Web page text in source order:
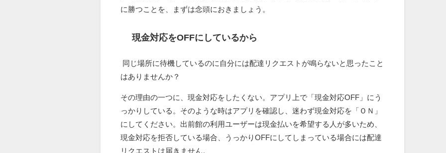
に勝つことを、まずは念頭におきましょう。
現金対応をOFFにしているから
同じ場所に待機しているのに自分には配達リクエストが鳴らないと思ったこと
はありませんか？
その理由の一つに、現金対応をしたくない。アプリ上で「現金対応OFF」にう
っかりしている。そのような時はアプリを確認し、迷わず現金対応を「ＯＮ」
にしてください。出前館の利用ユーザーは現金払いを希望する人が多いため、
現金対応を拒否している場合、うっかりOFFにしてしまっている場合には配達
リクエストは届きません。